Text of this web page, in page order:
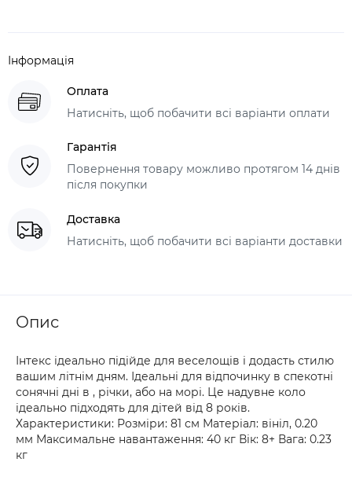
Інформація
Оплата
Натисніть, щоб побачити всі варіанти оплати
Гарантія
Повернення товару можливо протягом 14 днів
після покупки
Доставка
Натисніть, щоб побачити всі варіанти доставки
Опис
Інтекс ідеально підійде для веселощів і додасть стилю
вашим літнім дням. Ідеальні для відпочинку в спекотні
сонячні дні в , річки, або на морі. Це надувне коло
ідеально підходять для дітей від 8 років.
Характеристики: Розміри: 81 см Матеріал: вініл, 0.20
мм Максимальне навантаження: 40 кг Вік: 8+ Вага: 0.23
кг